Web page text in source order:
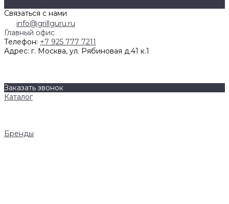
Связаться с нами
info@grillguru.ru
Главный офис
Телефон: +7 925 777 7211
Адрес: г. Москва, ул. Рябиновая д.41 к.1
Заказать звонок
Каталог
Бренды